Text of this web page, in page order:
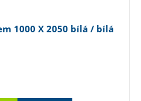
1000 X 2050 bílá / bílá